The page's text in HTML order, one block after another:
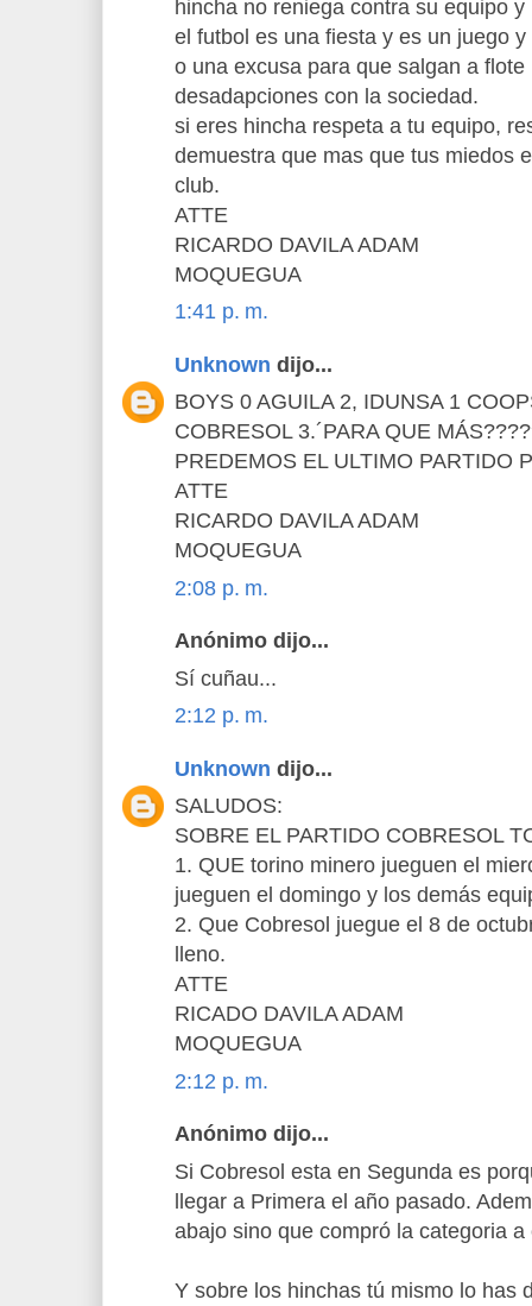
hincha no reniega contra su equipo
el futbol es una fiesta y es un juego
o una excusa para que salgan a
desadapciones con la sociedad.
si eres hincha respeta a tu equipo,
demuestra que mas que tus miedos
club.
ATTE
RICARDO DAVILA ADAM
MOQUEGUA
1:41 p. m.
Unknown dijo...
BOYS 0 AGUILA 2, IDUNSA 1
COBRESOL 3.´PARA QUE
PREDEMOS EL ULTIMO PARTIDO
ATTE
RICARDO DAVILA ADAM
MOQUEGUA
2:08 p. m.
Anónimo dijo...
Sí cuñau...
2:12 p. m.
Unknown dijo...
SALUDOS:
SOBRE EL PARTIDO COBRESOL
1. QUE torino minero jueguen el
jueguen el domingo y los demás
2. Que Cobresol juegue el 8 de
lleno.
ATTE
RICADO DAVILA ADAM
MOQUEGUA
2:12 p. m.
Anónimo dijo...
Si Cobresol esta en Segunda es
llegar a Primera el año pasado.
abajo sino que compró la categoria
Y sobre los hinchas tú mismo lo has